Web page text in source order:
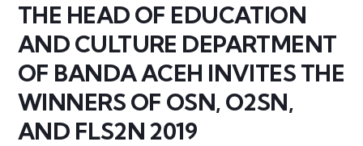
THE HEAD OF EDUCATION
AND CULTURE DEPARTMENT
OF BANDA ACEH INVITES THE
WINNERS OF OSN, O2SN,
AND FLS2N 2019